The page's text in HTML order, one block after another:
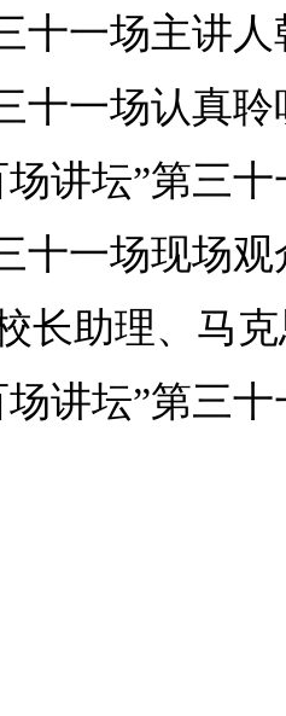
十一场主讲
十一场认真
讲坛”第三
十一场现场
长助理、马
讲坛”第三